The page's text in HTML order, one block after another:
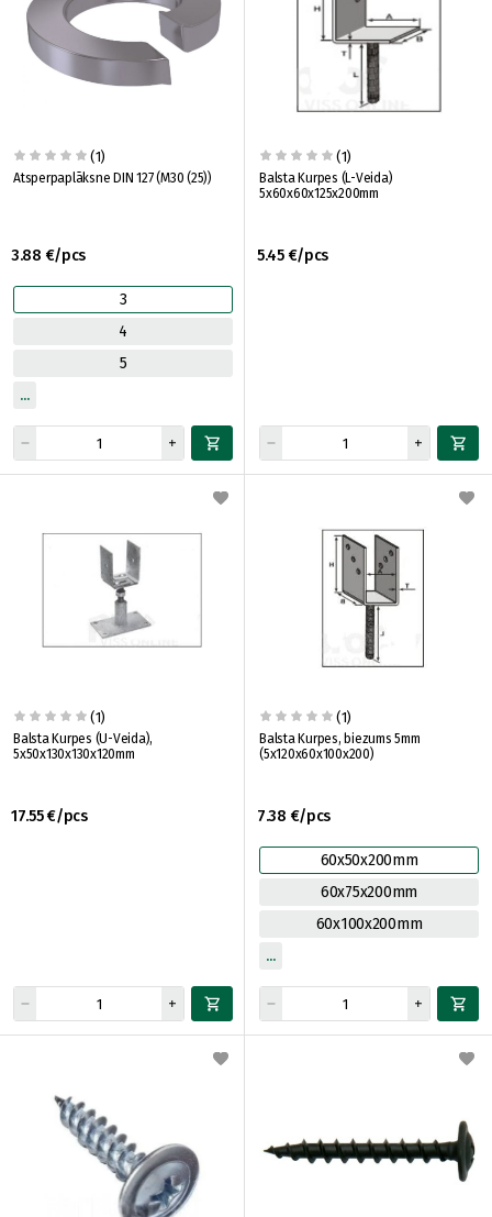
(1)
Atsperpaplāksne DIN 127 (M30 (25))
3.88 €/pcs
3
4
5
(1)
Balsta Kurpes (L-Veida)
5x60x60x125x200mm
5.45 €/pcs
(1)
Balsta Kurpes (U-Veida),
5x50x130x130x120mm
17.55 €/pcs
(1)
Balsta Kurpes, biezums 5mm
(5x120x60x100x200)
7.38 €/pcs
60x50x200mm
60x75x200mm
60x100x200mm